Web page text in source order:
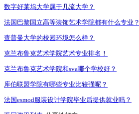
数字好莱坞大学属于几流大学？
法国巴黎国立高等装饰艺术学院都有什么专业？
查普曼大学的校园环境怎么样？
克兰布鲁克艺术学院艺术专业排名！
克兰布鲁克艺术学院和sva哪个学校好？
库伯联盟学院有哪些专业比较强呢？
法国esmod服装设计学院毕业后提供就业吗？